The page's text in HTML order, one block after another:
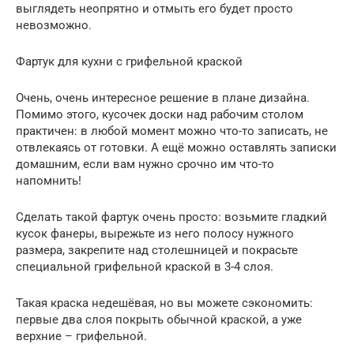
выглядеть неопрятно и отмыть его будет просто
невозможно.
Фартук для кухни с грифельной краской
Очень, очень интересное решение в плане дизайна.
Помимо этого, кусочек доски над рабочим столом
практичен: в любой момент можно что-то записать, не
отвлекаясь от готовки. А ещё можно оставлять записки
домашним, если вам нужно срочно им что-то
напомнить!
Сделать такой фартук очень просто: возьмите гладкий
кусок фанеры, вырежьте из него полосу нужного
размера, закрепите над столешницей и покрасьте
специальной грифельной краской в 3-4 слоя.
Такая краска недешёвая, но вы можете сэкономить:
первые два слоя покрыть обычной краской, а уже
верхние – грифельной.